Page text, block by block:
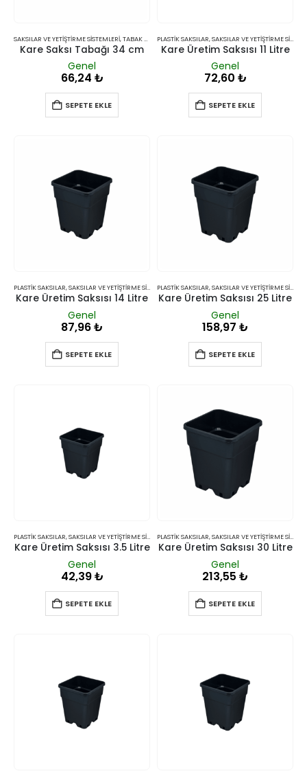
SAKSILAR VE YETIŞTIRME SISTEMLERI,TABAK VE ALTLIKLAR
Kare Saksı Tabağı 34 cm
Genel
66,24 ₺
SEPETE EKLE
PLASTIK SAKSILAR,SAKSILAR VE YETIŞTIRME SISTEMLERI
Kare Üretim Saksısı 11 Litre
Genel
72,60 ₺
SEPETE EKLE
PLASTIK SAKSILAR,SAKSILAR VE YETIŞTIRME SISTEMLERI
Kare Üretim Saksısı 14 Litre
Genel
87,96₺
SEPETE EKLE
PLASTIK SAKSILAR,SAKSILAR VE YETIŞTIRME SISTEMLERI
Kare Üretim Saksısı 25 Litre
Genel
158,97 ₺
SEPETE EKLE
PLASTIK SAKSILAR,SAKSILAR VE YETIŞTIRME SISTEMLERI
Kare Üretim Saksısı 3.5 Litre
Genel
42,39₺
SEPETE EKLE
PLASTIK SAKSILAR,SAKSILAR VE YETIŞTIRME SISTEMLERI
Kare Üretim Saksısı 30 Litre
Genel
213,55 ₺
SEPETE EKLE